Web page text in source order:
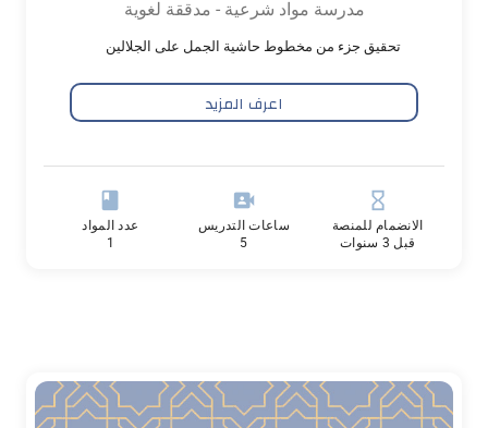
مدرسة مواد شرعية - مدققة لغوية
تحقيق جزء من مخطوط حاشية الجمل على الجلالين
اعرف المزيد
hourglass_empty
الانضمام للمنصة
قبل 3 سنوات
video_camera_front
ساعات التدريس
5
book
عدد المواد
1